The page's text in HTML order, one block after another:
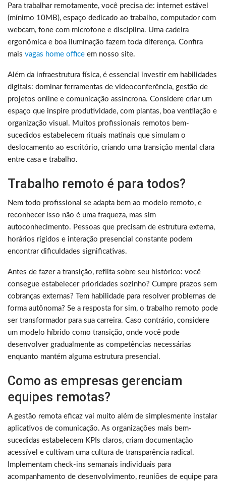
Para trabalhar remotamente, você precisa de: internet estável
(mínimo 10MB), espaço dedicado ao trabalho, computador com
webcam, fone com microfone e disciplina. Uma cadeira
ergonômica e boa iluminação fazem toda diferença. Confira
mais vagas home office em nosso site.
Além da infraestrutura física, é essencial investir em habilidades
digitais: dominar ferramentas de videoconferência, gestão de
projetos online e comunicação assíncrona. Considere criar um
espaço que inspire produtividade, com plantas, boa ventilação e
organização visual. Muitos profissionais remotos bem-
sucedidos estabelecem rituais matinais que simulam o
deslocamento ao escritório, criando uma transição mental clara
entre casa e trabalho.
Trabalho remoto é para todos?
Nem todo profissional se adapta bem ao modelo remoto, e
reconhecer isso não é uma fraqueza, mas sim
autoconhecimento. Pessoas que precisam de estrutura externa,
horários rígidos e interação presencial constante podem
encontrar dificuldades significativas.
Antes de fazer a transição, reflita sobre seu histórico: você
consegue estabelecer prioridades sozinho? Cumpre prazos sem
cobranças externas? Tem habilidade para resolver problemas de
forma autônoma? Se a resposta for sim, o trabalho remoto pode
ser transformador para sua carreira. Caso contrário, considere
um modelo híbrido como transição, onde você pode
desenvolver gradualmente as competências necessárias
enquanto mantém alguma estrutura presencial.
Como as empresas gerenciam
equipes remotas?
A gestão remota eficaz vai muito além de simplesmente instalar
aplicativos de comunicação. As organizações mais bem-
sucedidas estabelecem KPIs claros, criam documentação
acessível e cultivam uma cultura de transparência radical.
Implementam check-ins semanais individuais para
acompanhamento de desenvolvimento, reuniões de equipe para